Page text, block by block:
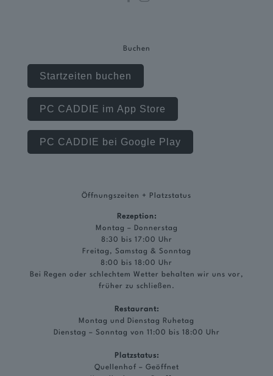
Buchen
Startzeiten buchen
PC CADDIE im App Store
PC CADDIE bei Google Play
Öffnungszeiten + Platzstatus
Rezeption:
Montag – Donnerstag
8:30 bis 17:00 Uhr
Freitag, Samstag & Sonntag
8:00 bis 18:00 Uhr
Bei Regen oder schlechtem Wetter behalten wir uns vor,
früher zu schließen.
Restaurant:
Montag und Dienstag Ruhetag
Dienstag – Sonntag von 11:00 bis 18:00 Uhr
Platzstatus:
Quellenhof – Geöffnet